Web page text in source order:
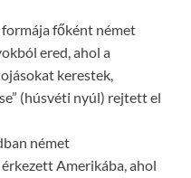
főként német
ered, ahol a
kerestek,
(húsvéti nyúl) rejtett el
német
Amerikába, ahol